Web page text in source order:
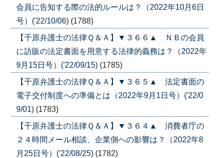
会員に告知する際の法的ルールは？（2022年10月6日
号）('22/10/06) (1788)
【千原弁護士の法律Ｑ＆Ａ】▼３６６▲ ＮＢの会員
に訪販の法定書面を用意する法律的義務は？（2022年
9月15日号）('22/09/15) (1785)
【千原弁護士の法律Ｑ＆Ａ】▼３６５▲ 法定書面の
電子交付制度への準備とは（2022年9月1日号）('22/0
9/01) (1783)
【千原弁護士の法律Ｑ＆Ａ】▼３６４▲ 消費者庁の
２４時間メール相談、企業側への影響は？（2022年8
月25日号）('22/08/25) (1782)